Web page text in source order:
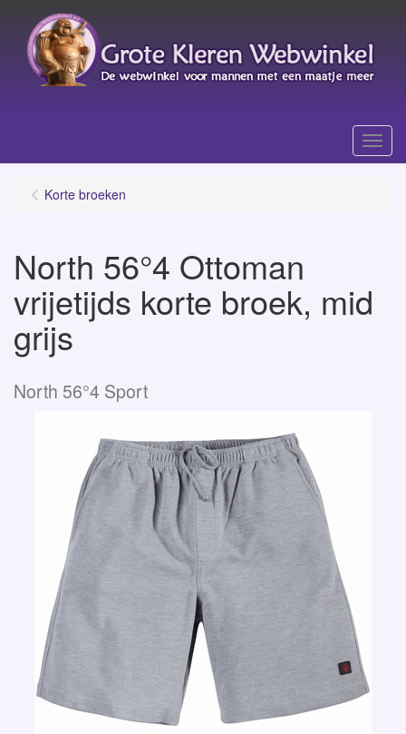
Menu
Korte broeken
North 56°4 Ottoman
vrijetijds korte broek, mid
grijs
North 56°4 Sport